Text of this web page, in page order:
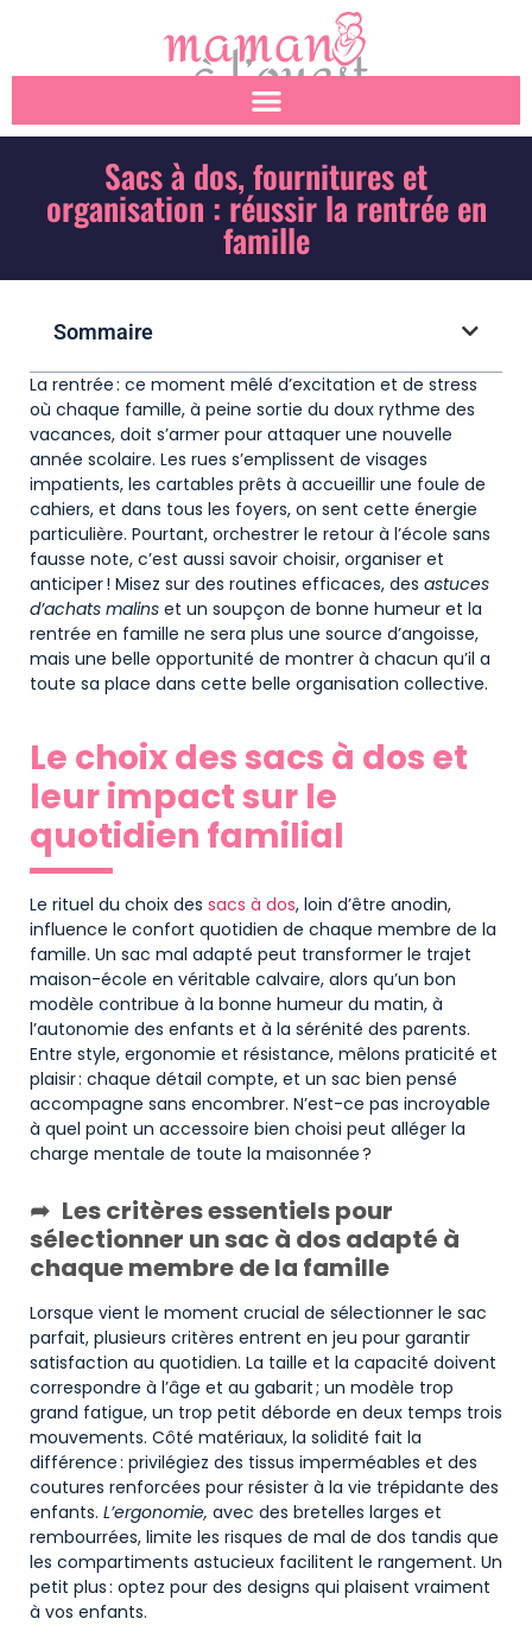
Sacs à dos, fournitures et
organisation : réussir la rentrée en
famille
Sommaire
La rentrée : ce moment mêlé d’excitation et de stress
où chaque famille, à peine sortie du doux rythme des
vacances, doit s’armer pour attaquer une nouvelle
année scolaire. Les rues s’emplissent de visages
impatients, les cartables prêts à accueillir une foule de
cahiers, et dans tous les foyers, on sent cette énergie
particulière. Pourtant, orchestrer le retour à l’école sans
fausse note, c’est aussi savoir choisir, organiser et
anticiper ! Misez sur des routines efficaces, des astuces
d’achats malins et un soupçon de bonne humeur et la
rentrée en famille ne sera plus une source d’angoisse,
mais une belle opportunité de montrer à chacun qu’il a
toute sa place dans cette belle organisation collective.
Le choix des sacs à dos et
leur impact sur le
quotidien familial
Le rituel du choix des sacs à dos, loin d’être anodin,
influence le confort quotidien de chaque membre de la
famille. Un sac mal adapté peut transformer le trajet
maison-école en véritable calvaire, alors qu’un bon
modèle contribue à la bonne humeur du matin, à
l’autonomie des enfants et à la sérénité des parents.
Entre style, ergonomie et résistance, mêlons praticité et
plaisir : chaque détail compte, et un sac bien pensé
accompagne sans encombrer. N’est-ce pas incroyable
à quel point un accessoire bien choisi peut alléger la
charge mentale de toute la maisonnée ?
Les critères essentiels pour
sélectionner un sac à dos adapté à
chaque membre de la famille
Lorsque vient le moment crucial de sélectionner le sac
parfait, plusieurs critères entrent en jeu pour garantir
satisfaction au quotidien. La taille et la capacité doivent
correspondre à l’âge et au gabarit ; un modèle trop
grand fatigue, un trop petit déborde en deux temps trois
mouvements. Côté matériaux, la solidité fait la
différence : privilégiez des tissus imperméables et des
coutures renforcées pour résister à la vie trépidante des
enfants. L’ergonomie, avec des bretelles larges et
rembourrées, limite les risques de mal de dos tandis que
les compartiments astucieux facilitent le rangement. Un
petit plus : optez pour des designs qui plaisent vraiment
à vos enfants.